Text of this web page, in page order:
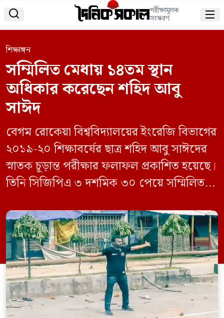
 পরীক্ষামূলক
সংস্করণ 
শিক্ষাঙ্গন
সম্মিলিত মেধায় ১৪তম স্থান
অধিকার করেছেন শহিদ আবু
সাঈদ
বেগম রোকেয়া বিশ্ববিদ্যালয়ের ইংরেজি বিভাগের
২০১৯-২০ শিক্ষাবর্ষের ছাত্র শহিদ আবু সাঈদের
স্নাতক চূড়ান্ত পরীক্ষার ফলাফল প্রকাশিত হয়েছে।
তিনি সিজিপিএ ৩ দশমিক ৩০ পেয়ে সম্মিলিত
বিষয়ে বিশ্ববিদ্যালয়ের জনসংযোগ, তথ্য ও
প্রকাশনা বিভাগের অতিরিক্ত পরিচালক মোহাম্মদ
আলী নিশ্চিত করেছেন। রোববার বিশ্ববিদ্যালয়ের
উপাচার্য প্রফেসর ড. মো. শওকাত আলীর
অনুমোদনক্রমে এ ফলাফল প্রকাশ […]